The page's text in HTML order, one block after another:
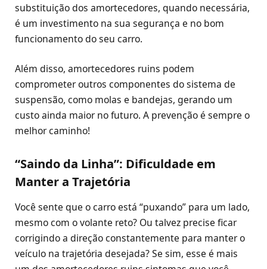
substituição dos amortecedores, quando necessária,
é um investimento na sua segurança e no bom
funcionamento do seu carro.
Além disso, amortecedores ruins podem
comprometer outros componentes do sistema de
suspensão, como molas e bandejas, gerando um
custo ainda maior no futuro. A prevenção é sempre o
melhor caminho!
“Saindo da Linha”: Dificuldade em
Manter a Trajetória
Você sente que o carro está “puxando” para um lado,
mesmo com o volante reto? Ou talvez precise ficar
corrigindo a direção constantemente para manter o
veículo na trajetória desejada? Se sim, esse é mais